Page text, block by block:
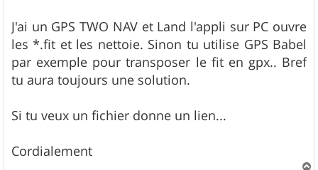
J'ai un GPS TWO NAV et Land l'appli sur PC ouvre
les *.fit et les nettoie. Sinon tu utilise GPS Babel
par exemple pour transposer le fit en gpx.. Bref
tu aura toujours une solution.
Si tu veux un fichier donne un lien...
Cordialement